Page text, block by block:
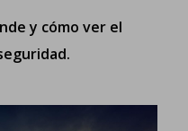
y cómo ver el